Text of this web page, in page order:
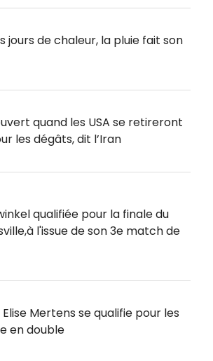
jours de chaleur, la pluie fait son
quand les USA se retireront
les dégâts, dit l’Iran
qualifiée pour la finale du
l'issue de son 3e match de
Mertens se qualifie pour les
en double